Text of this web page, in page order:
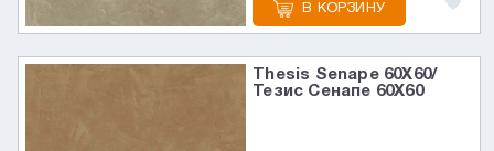
В КОРЗИНУ
Thesis Senape 60X60/
Тезис Сенапе 60X60